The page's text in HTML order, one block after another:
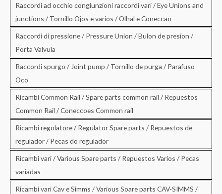
Raccordi ad occhio congiunzioni raccordi vari / Eye Unions and
junctions / Tornillo Ojos e varios / Olhal e Coneccao
Raccordi di pressione / Pressure Union / Bulon de presion /
Porta Valvula
Raccordi spurgo / Joint pump / Tornillo de purga / Parafuso
Oco
Ricambi Common Rail / Spare parts common rail / Repuestos
Common Rail / Coneccoes Common rail
Ricambi regolatore / Regulator Spare parts / Repuestos de
regulador / Pecas do regulador
Ricambi vari / Various Spare parts / Repuestos Varios / Pecas
variadas
Ricambi vari Cav e Simms / Various Soare parts CAV-SIMMS /